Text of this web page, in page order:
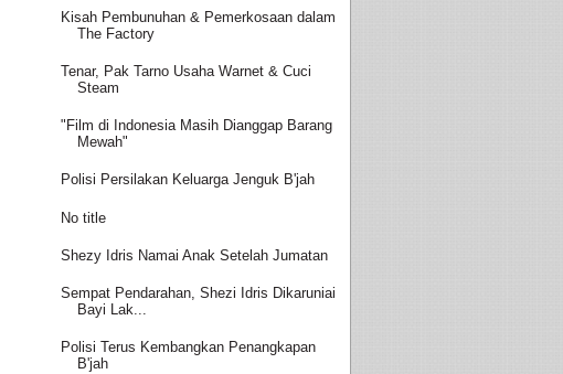
Kisah Pembunuhan & Pemerkosaan dalam
The Factory
Tenar, Pak Tarno Usaha Warnet & Cuci
Steam
"Film di Indonesia Masih Dianggap Barang
Mewah"
Polisi Persilakan Keluarga Jenguk B'jah
No title
Shezy Idris Namai Anak Setelah Jumatan
Sempat Pendarahan, Shezi Idris Dikaruniai
Bayi Lak...
Polisi Terus Kembangkan Penangkapan
B'jah